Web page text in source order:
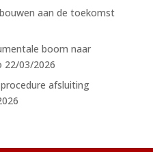
aan de toekomst
boom naar
22/03/2026
afsluiting